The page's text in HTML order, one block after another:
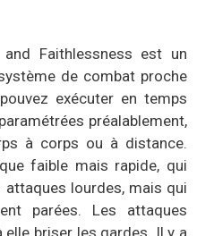
Faithlessness est un
de combat proche
exécuter en temps
préalablement,
à corps ou à distance.
faible mais rapide, qui
lourdes, mais qui
parées. Les attaques